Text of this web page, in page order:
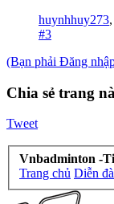
huynhhuy273,
#3
(Bạn phải Đăng
Chia sẻ trang
Tweet
Vnbadminton -
Trang chủ Diễn